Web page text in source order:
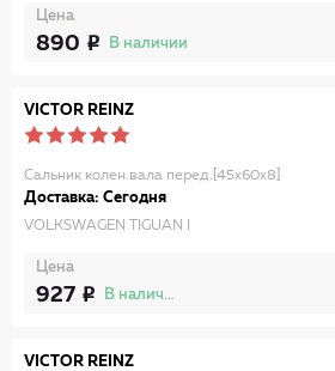
Цена
890 В наличии
VICTOR REINZ
Сальник колен.вала перед.[45x60x8]
Доставка: Сегодня
VOLKSWAGEN TIGUAN I
Цена
927 В наличии
VICTOR REINZ